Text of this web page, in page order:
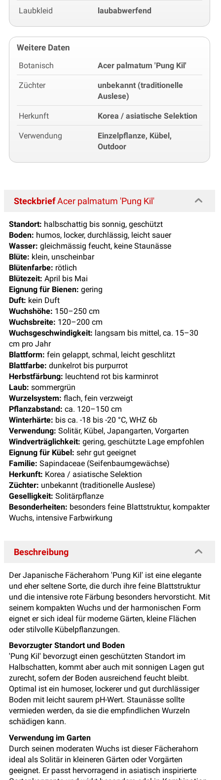
Laubkleid laubabwerfend
Weitere Daten
Botanisch Acer palmatum 'Pung Kil'
Züchter
unbekannt (traditionelle
Auslese)
Herkunft Korea / asiatische Selektion
Verwendung
Einzelpflanze, Kübel,
Outdoor
SteckbriefAcer palmatum 'Pung Kil'
Standort: halbschattig bis sonnig, geschützt
Boden: humos, locker, durchlässig, leicht sauer
Wasser: gleichmässig feucht, keine Staunässe
Blüte: klein, unscheinbar
Blütenfarbe: rötlich
Blütezeit: April bis Mai
Eignung für Bienen: gering
Duft: kein Duft
Wuchshöhe: 150–250 cm
Wuchsbreite: 120–200 cm
Wuchsgeschwindigkeit: langsam bis mittel, ca. 15–30
cm pro Jahr
Blattform: fein gelappt, schmal, leicht geschlitzt
Blattfarbe: dunkelrot bis purpurrot
Herbstfärbung: leuchtend rot bis karminrot
Laub: sommergrün
Wurzelsystem: flach, fein verzweigt
Pflanzabstand: ca. 120–150 cm
Winterhärte: bis ca. -18 bis -20 °C, WHZ 6b
Verwendung: Solitär, Kübel, Japangarten, Vorgarten
Windverträglichkeit: gering, geschützte Lage empfohlen
Eignung für Kübel: sehr gut geeignet
Familie: Sapindaceae (Seifenbaumgewächse)
Herkunft: Korea / asiatische Selektion
Züchter: unbekannt (traditionelle Auslese)
Geselligkeit: Solitärpflanze
Besonderheiten: besonders feine Blattstruktur, kompakter
Wuchs, intensive Farbwirkung
Beschreibung
Der Japanische Fächerahorn 'Pung Kil' ist eine elegante
und eher seltene Sorte, die durch ihre feine Blattstruktur
und die intensive rote Färbung besonders hervorsticht. Mit
seinem kompakten Wuchs und der harmonischen Form
eignet er sich ideal für moderne Gärten, kleine Flächen
oder stilvolle Kübelpflanzungen.
Bevorzugter Standort und Boden
'Pung Kil' bevorzugt einen geschützten Standort im
Halbschatten, kommt aber auch mit sonnigen Lagen gut
zurecht, sofern der Boden ausreichend feucht bleibt.
Optimal ist ein humoser, lockerer und gut durchlässiger
Boden mit leicht saurem pH-Wert. Staunässe sollte
vermieden werden, da sie die empfindlichen Wurzeln
schädigen kann.
Verwendung im Garten
Durch seinen moderaten Wuchs ist dieser Fächerahorn
ideal als Solitär in kleineren Gärten oder Vorgärten
geeignet. Er passt hervorragend in asiatisch inspirierte